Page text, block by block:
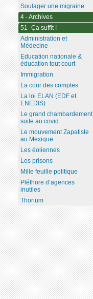
Soulager une migraine
4 - Archives
51- Ça suffit !
Administration et
Médecine
Education nationale &
éducation tout court
Immigration
La cour des comptes
La loi ELAN (EDF et
ENEDIS)
Le grand chambardement
suite au covid
Le mouvement Zapatiste
au Mexique
Les éoliennes
Les prisons
Mille feuille politique
Pléthore d’agences
inutiles
Thorium